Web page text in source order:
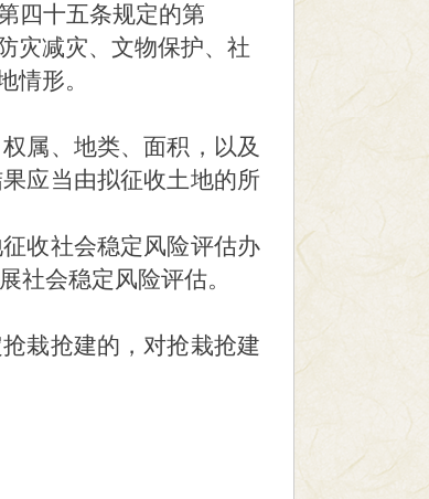
四十五条规定的第
灾减灾、文物保护、社
情形。
属、地类、面积，以及
应当由拟征收土地的所
收社会稳定风险评估办
社会稳定风险评估。
栽抢建的，对抢栽抢建